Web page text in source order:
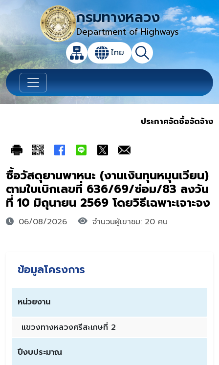
กรมทางหลวง
Department of Highways
แผนผังเว็บไซต์
เปลี่ยนภาษา
ไทย ค้นหา
เปิดกล่องค้นหาข้อมูลหลักของเว็บไซต์
ประกาศจัดซื้อจัดจ้าง
ซื้อวัสดุยานพาหนะ (งานเงินทุนหมุนเวียน)
ตามใบเบิกเลขที่ 636/69/ซ่อม/83 ลงวัน
ที่ 10 มิถุนายน 2569 โดยวิธีเฉพาะเจาะจง
06/08/2026 จำนวนผู้เขาชม: 20 คน
ข้อมูลโครงการ
หน่วยงาน
แขวงทางหลวงศรีสะเกษที่ 2
ปีงบประมาณ